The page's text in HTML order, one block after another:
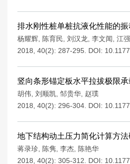
排水刚性桩单桩抗液化性能的
杨耀辉 陈育民 刘汉龙 李文闻 江强
2018, 40(2): 287-295.
DOI:
竖向条形锚定板水平拉拔极限
胡伟 刘顺凯 邹贵华 赵璞
2018, 40(2): 296-304. DOI:
地下结构动土压力简化计算方法
蒋录珍 陈隽 李杰
陈艳华
2018, 40(2): 305-312.
DOI: